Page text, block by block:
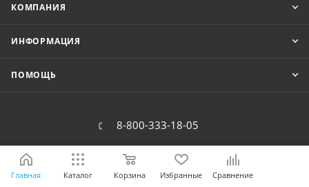
КОМПАНИЯ
ИНФОРМАЦИЯ
ПОМОЩЬ
8-800-333-18-05
zakaz@raval.ru
Бережная доставка по всей России
Главная Каталог Корзина Избранные Сравнение